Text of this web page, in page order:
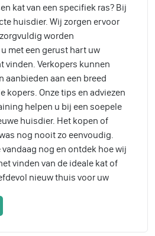
kat van een specifiek ras? Bij
huisdier. Wij zorgen ervoor
worden
met een gerust hart uw
vinden. Verkopers kunnen
aanbieden aan een breed
kopers. Onze tips en adviezen
helpen u bij een soepele
huisdier. Het kopen of
nog nooit zo eenvoudig.
nog en ontdek hoe wij
vinden van de ideale kat of
nieuw thuis voor uw